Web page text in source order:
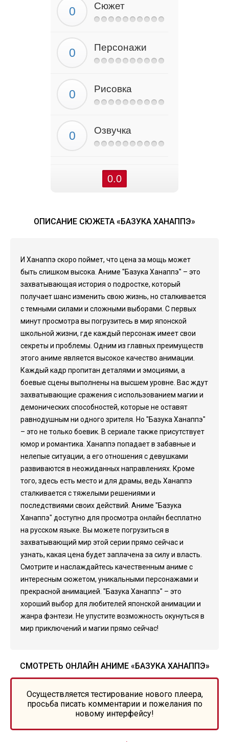
Сюжет
Персонажи
Рисовка
Озвучка
0.0
ОПИСАНИЕ СЮЖЕТА «БАЗУКА ХАНАППЭ»
И Ханаппэ скоро поймет, что цена за мощь может
быть слишком высока. Аниме "Базука Ханаппэ" – это
захватывающая история о подростке, который
получает шанс изменить свою жизнь, но сталкивается
с темными силами и сложными выборами. С первых
минут просмотра вы погрузитесь в мир японской
школьной жизни, где каждый персонаж имеет свои
секреты и проблемы. Одним из главных преимуществ
этого аниме является высокое качество анимации.
Каждый кадр пропитан деталями и эмоциями, а
боевые сцены выполнены на высшем уровне. Вас ждут
захватывающие сражения с использованием магии и
демонических способностей, которые не оставят
равнодушным ни одного зрителя. Но "Базука Ханаппэ"
– это не только боевик. В сериале также присутствует
юмор и романтика. Ханаппэ попадает в забавные и
нелепые ситуации, а его отношения с девушками
развиваются в неожиданных направлениях. Кроме
того, здесь есть место и для драмы, ведь Ханаппэ
сталкивается с тяжелыми решениями и
последствиями своих действий. Аниме "Базука
Ханаппэ" доступно для просмотра онлайн бесплатно
на русском языке. Вы можете погрузиться в
захватывающий мир этой серии прямо сейчас и
узнать, какая цена будет заплачена за силу и власть.
Смотрите и наслаждайтесь качественным аниме с
интересным сюжетом, уникальными персонажами и
прекрасной анимацией. "Базука Ханаппэ" – это
хороший выбор для любителей японской анимации и
жанра фэнтези. Не упустите возможность окунуться в
мир приключений и магии прямо сейчас!
СМОТРЕТЬ ОНЛАЙН АНИМЕ «БАЗУКА ХАНАППЭ»
Осуществляется тестирование нового плеера,
просьба писать комментарии и пожелания по
новому интерфейсу!